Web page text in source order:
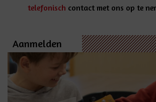
telefonisch contact met ons op te
Aanmelden